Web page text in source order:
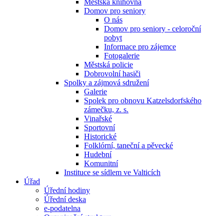
Městská knihovna
Domov pro seniory
O nás
Domov pro seniory - celoroční
pobyt
Informace pro zájemce
Fotogalerie
Městská policie
Dobrovolní hasiči
Spolky a zájmová sdružení
Galerie
Spolek pro obnovu Katzelsdorfského
zámečku, z. s.
Vinařské
Sportovní
Historické
Folklórní, taneční a pěvecké
Hudební
Komunitní
Instituce se sídlem ve Valticích
Úřad
Úřední hodiny
Úřední deska
e-podatelna